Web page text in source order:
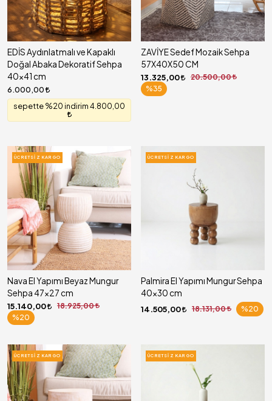
EDİS Aydınlatmalı ve Kapaklı
Doğal Abaka Dekoratif Sehpa
40x41 cm
6.000,00
sepette %20 indirim 4.800,00
ZAVİYE Sedef Mozaik Sehpa
57X40X50 CM
13.325,00
20.500,00
%35
ÜCRETSIZ KARGO
Nava El Yapımı Beyaz Mungur
Sehpa 47x27 cm
15.140,00
18.925,00
%20
ÜCRETSIZ KARGO
Palmira El Yapımı Mungur Sehpa
40x30 cm
14.505,00 18.131,00 %20
ÜCRETSIZ KARGO ÜCRETSIZ KARGO